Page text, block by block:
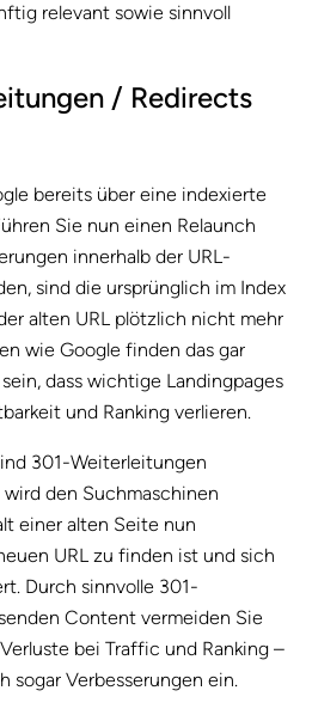
relevant sowie sinnvoll
/ Redirects
bereits über eine indexierte
Sie nun einen Relaunch
innerhalb der URL-
sind die ursprünglich im Index
alten URL plötzlich nicht mehr
wie Google finden das gar
dass wichtige Landingpages
und Ranking verlieren.
301-Weiterleitungen
den Suchmaschinen
einer alten Seite nun
URL zu finden ist und sich
Durch sinnvolle 301-
Content vermeiden Sie
bei Traffic und Ranking –
sogar Verbesserungen ein.